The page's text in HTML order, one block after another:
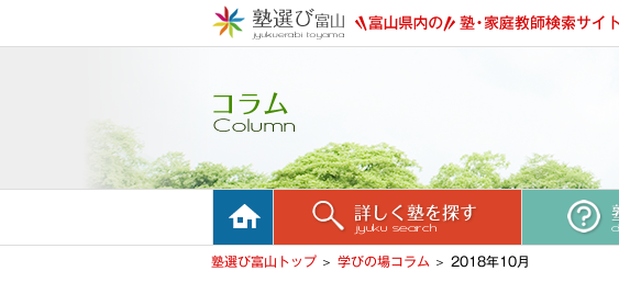
ホーム 詳しく塾を探す 塾選びの想い
塾選び富山トップ 学びの場コラム 2018年10月